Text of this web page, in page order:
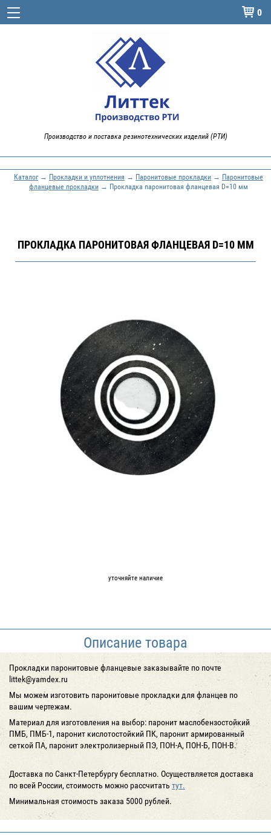
 0
Производство и поставка резинотехнических изделий (РТИ)
Каталог→ Прокладки и уплотнения → Паронитовые прокладки → Паронитовые
фланцевые прокладки → Прокладка паронитовая фланцевая D=10 мм
ПРОКЛАДКА ПАРОНИТОВАЯ ФЛАНЦЕВАЯ D=10 ММ
уточняйте наличие
Описание товара
Прокладки паронитовые фланцевые заказывайте по почте
littek@yamdex.ru
Мы можем изготовить паронитовые прокладки для фланцев по
вашим чертежам.
Материал для изготовления на выбор: паронит маслобензостойкий
ПМБ, ПМБ-1, паронит кислотостойкий ПК, паронит армированный
сеткой ПА, паронит электролизерный ПЭ, ПОН-А, ПОН-Б, ПОН-В.
Доставка по Санкт-Петербургу бесплатно. Осуществляется доставка
по всей России, стоимость можно рассчитать тут.
Минимальная стоимость заказа 5000 рублей.